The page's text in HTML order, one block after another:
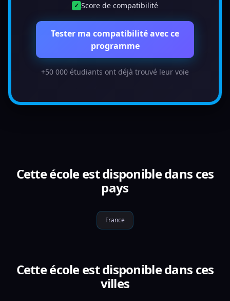
✓ Score de compatibilité
Tester ma compatibilité avec ce
programme
+50 000 étudiants ont déjà trouvé leur voie
Cette école est disponible dans ces
pays
France
Cette école est disponible dans ces
villes